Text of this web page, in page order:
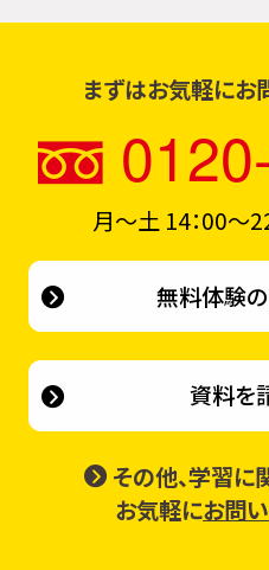
まずはお気軽にお
月〜土 14：00～
無料体験
資料を
その他、学習に
お気軽にお問